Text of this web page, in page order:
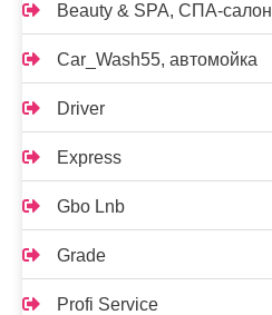
Beauty & SPA, СПА-салон
Car_Wash55, автомойка
Driver
Express
Gbo Lnb
Grade
Profi Service